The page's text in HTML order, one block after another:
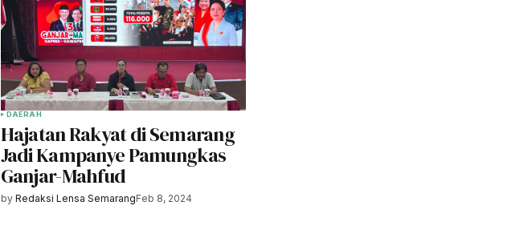
DAERAH
Hajatan Rakyat di Semarang
Jadi Kampanye Pamungkas
Ganjar-Mahfud
by Redaksi Lensa SemarangFeb 8, 2024